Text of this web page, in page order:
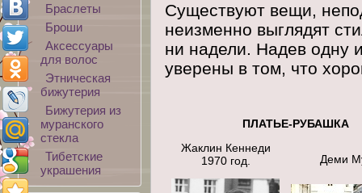
Существуют вещи,
неизменно выглядят
ни надели. Надев одну
уверены в том, что
ПЛАТЬЕ-
Жаклин Кеннеди
1970 год.
Деми
Браслеты
Броши
Аксессуары
для волос
Этническая
бижутерия
Бижутерия из
муранского
стекла
Тибетские
украшения